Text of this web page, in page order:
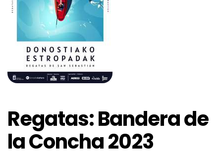
Regatas: Bandera de
la Concha 2023